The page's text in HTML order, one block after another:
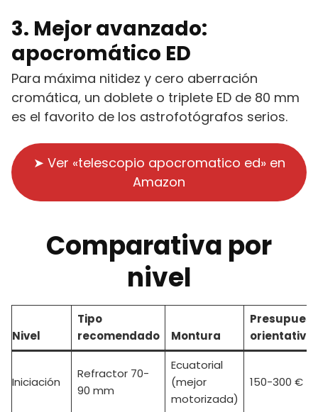
3. Mejor avanzado:
apocromático ED
Para máxima nitidez y cero aberración
cromática, un doblete o triplete ED de 80 mm
es el favorito de los astrofotógrafos serios.
➤ Ver «telescopio apocromatico ed» en
Amazon
Comparativa por
nivel
Nivel
Tipo
recomendado
Montura
orientativo
Iniciación
Refractor 70-
90 mm
Ecuatorial
(mejor
motorizada)
150-300 €